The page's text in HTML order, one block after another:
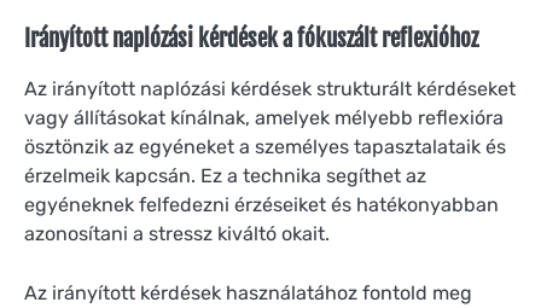
Irányított naplózási kérdések a fókuszált reflexióhoz
Az irányított naplózási kérdések strukturált kérdéseket
vagy állításokat kínálnak, amelyek mélyebb reflexióra
ösztönzik az egyéneket a személyes tapasztalataik és
érzelmeik kapcsán. Ez a technika segíthet az
egyéneknek felfedezni érzéseiket és hatékonyabban
azonosítani a stressz kiváltó okait.
Az irányított kérdések használatához fontold meg